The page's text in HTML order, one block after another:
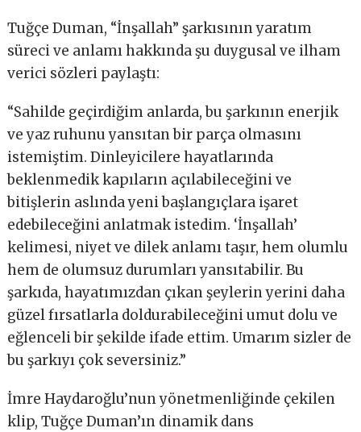
Tuğçe Duman, “İnşallah” şarkısının yaratım
süreci ve anlamı hakkında şu duygusal ve ilham
verici sözleri paylaştı:
“Sahilde geçirdiğim anlarda, bu şarkının enerjik
ve yaz ruhunu yansıtan bir parça olmasını
istemiştim. Dinleyicilere hayatlarında
beklenmedik kapıların açılabileceğini ve
bitişlerin aslında yeni başlangıçlara işaret
edebileceğini anlatmak istedim. ‘İnşallah’
kelimesi, niyet ve dilek anlamı taşır, hem olumlu
hem de olumsuz durumları yansıtabilir. Bu
şarkıda, hayatımızdan çıkan şeylerin yerini daha
güzel fırsatlarla doldurabileceğini umut dolu ve
eğlenceli bir şekilde ifade ettim. Umarım sizler de
bu şarkıyı çok seversiniz.”
İmre Haydaroğlu’nun yönetmenliğinde çekilen
klip, Tuğçe Duman’ın dinamik dans